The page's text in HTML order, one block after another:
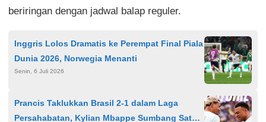
beriringan dengan jadwal balap reguler.
Inggris Lolos Dramatis ke Perempat Final Piala
Dunia 2026, Norwegia Menanti
Senin, 6 Juli 2026
Prancis Taklukkan Brasil 2-1 dalam Laga
Persahabatan, Kylian Mbappe Sumbang Satu